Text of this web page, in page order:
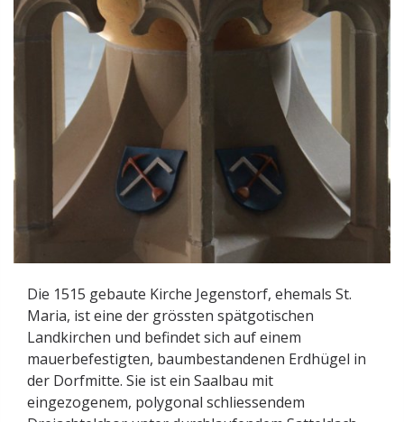
Die 1515 gebaute Kirche Jegenstorf, ehemals St.
Maria, ist eine der grössten spätgotischen
Landkirchen und befindet sich auf einem
mauerbefestigten, baumbestandenen Erdhügel in
der Dorfmitte. Sie ist ein Saalbau mit
eingezogenem, polygonal schliessendem